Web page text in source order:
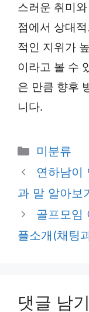
스러운 취미
점에서 상대
적인 지위가
이라고 볼 수
은 만큼 향후
니다.
카
테
리
미분류
연하남이
과 말 알아보
골프모임
플소개(채팅
댓글 남